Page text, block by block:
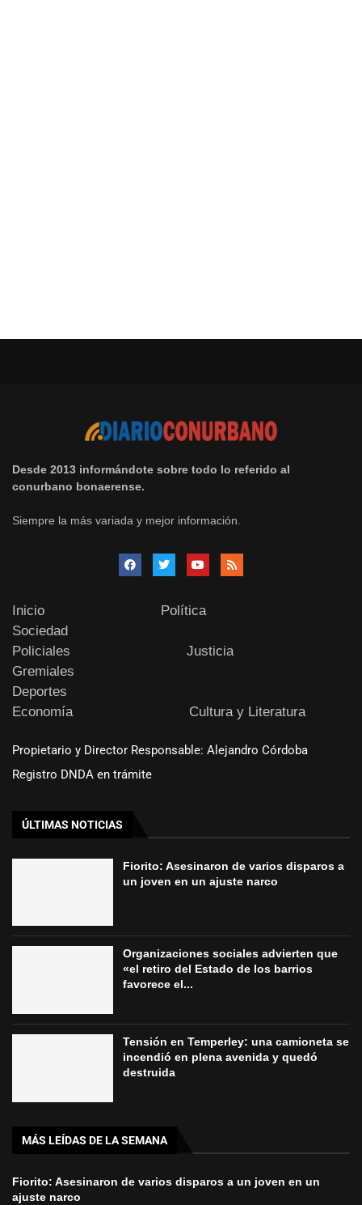
Desde 2013 informándote sobre todo lo referido al
conurbano bonaerense.
Siempre la más variada y mejor información.
Inicio
Política
Sociedad
Policiales
Justicia
Gremiales
Deportes
Economía
Cultura y Literatura
Propietario y Director Responsable: Alejandro Córdoba
Registro DNDA en trámite
ÚLTIMAS NOTICIAS
Fiorito: Asesinaron de varios disparos a
un joven en un ajuste narco
Organizaciones sociales advierten que
«el retiro del Estado de los barrios
favorece el...
Tensión en Temperley: una camioneta se
incendió en plena avenida y quedó
destruida
MÁS LEÍDAS DE LA SEMANA
Fiorito: Asesinaron de varios disparos a un joven en un
ajuste narco